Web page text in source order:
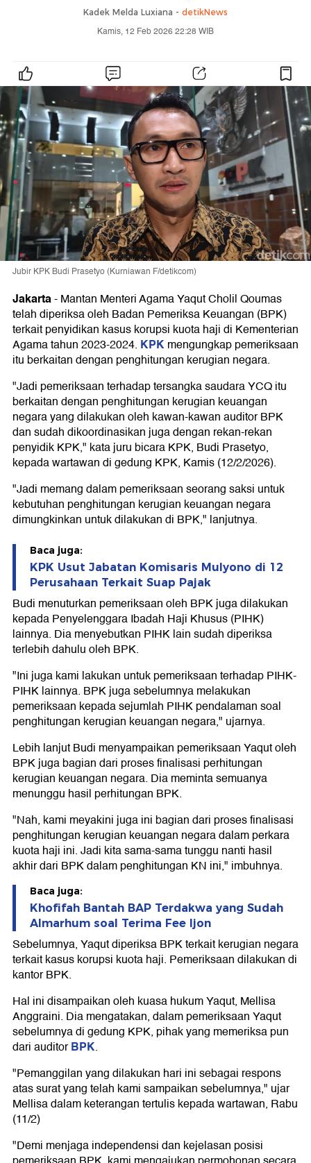
Kadek Melda Luxiana - detikNews
Kamis, 12 Feb 2026 22:28 WIB
Jubir KPK Budi Prasetyo (Kurniawan F/detikcom)
Jakarta-Mantan Menteri Agama Yaqut Cholil Qoumas
telah diperiksa oleh Badan Pemeriksa Keuangan (BPK)
terkait penyidikan kasus korupsi kuota haji di Kementerian
Agama tahun 2023-2024. KPKmengungkap pemeriksaan
itu berkaitan dengan penghitungan kerugian negara.
"Jadi pemeriksaan terhadap tersangka saudara YCQ itu
berkaitan dengan penghitungan kerugian keuangan
negara yang dilakukan oleh kawan-kawan auditor BPK
dan sudah dikoordinasikan juga dengan rekan-rekan
penyidik KPK," kata juru bicara KPK, Budi Prasetyo,
kepada wartawan di gedung KPK, Kamis (12/2/2026).
"Jadi memang dalam pemeriksaan seorang saksi untuk
kebutuhan penghitungan kerugian keuangan negara
dimungkinkan untuk dilakukan di BPK," lanjutnya.
Baca juga:
KPK Usut Jabatan Komisaris Mulyono di 12
Perusahaan Terkait Suap Pajak
Budi menuturkan pemeriksaan oleh BPK juga dilakukan
kepada Penyelenggara Ibadah Haji Khusus (PIHK)
lainnya. Dia menyebutkan PIHK lain sudah diperiksa
terlebih dahulu oleh BPK.
"Ini juga kami lakukan untuk pemeriksaan terhadap PIHK-
PIHK lainnya. BPK juga sebelumnya melakukan
pemeriksaan kepada sejumlah PIHK pendalaman soal
penghitungan kerugian keuangan negara," ujarnya.
Lebih lanjut Budi menyampaikan pemeriksaan Yaqut oleh
BPK juga bagian dari proses finalisasi perhitungan
kerugian keuangan negara. Dia meminta semuanya
menunggu hasil perhitungan BPK.
"Nah, kami meyakini juga ini bagian dari proses finalisasi
penghitungan kerugian keuangan negara dalam perkara
kuota haji ini. Jadi kita sama-sama tunggu nanti hasil
akhir dari BPK dalam penghitungan KN ini," imbuhnya.
Baca juga:
Khofifah Bantah BAP Terdakwa yang Sudah
Almarhum soal Terima Fee Ijon
Sebelumnya, Yaqut diperiksa BPK terkait kerugian negara
terkait kasus korupsi kuota haji. Pemeriksaan dilakukan di
kantor BPK.
Hal ini disampaikan oleh kuasa hukum Yaqut, Mellisa
Anggraini. Dia mengatakan, dalam pemeriksaan Yaqut
sebelumnya di gedung KPK, pihak yang memeriksa pun
dari auditorBPK.
"Pemanggilan yang dilakukan hari ini sebagai respons
atas surat yang telah kami sampaikan sebelumnya," ujar
Mellisa dalam keterangan tertulis kepada wartawan, Rabu
(11/2)
"Demi menjaga independensi dan kejelasan posisi